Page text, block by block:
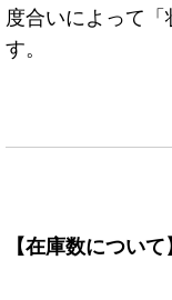
度合いによって
す。
【在庫数について